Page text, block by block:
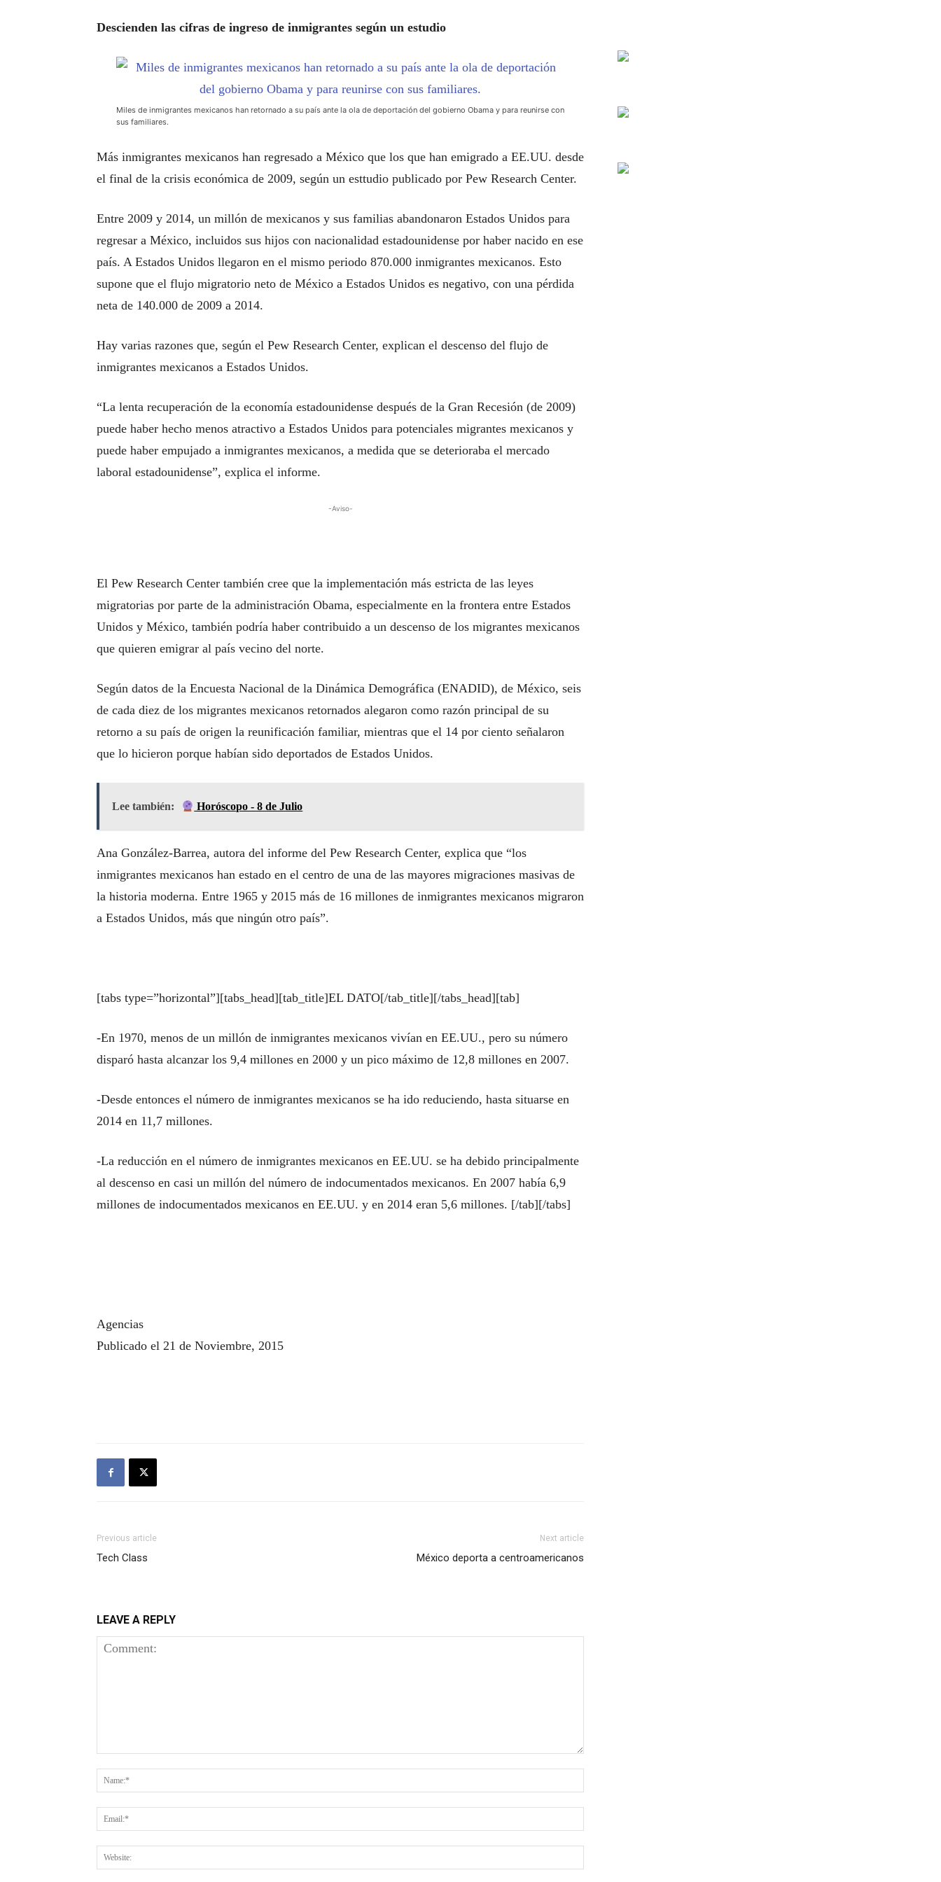
Descienden las cifras de ingreso de inmigrantes según un estudio
Miles de inmigrantes mexicanos han retornado a su país ante la ola de deportación del gobierno Obama y para reunirse con
sus familiares.
Más inmigrantes mexicanos han regresado a México que los que han emigrado a EE.UU. desde
el final de la crisis económica de 2009, según un esttudio publicado por Pew Research Center.
Entre 2009 y 2014, un millón de mexicanos y sus familias abandonaron Estados Unidos para
regresar a México, incluidos sus hijos con nacionalidad estadounidense por haber nacido en ese
país. A Estados Unidos llegaron en el mismo periodo 870.000 inmigrantes mexicanos. Esto
supone que el flujo migratorio neto de México a Estados Unidos es negativo, con una pérdida
neta de 140.000 de 2009 a 2014.
Hay varias razones que, según el Pew Research Center, explican el descenso del flujo de
inmigrantes mexicanos a Estados Unidos.
“La lenta recuperación de la economía estadounidense después de la Gran Recesión (de 2009)
puede haber hecho menos atractivo a Estados Unidos para potenciales migrantes mexicanos y
puede haber empujado a inmigrantes mexicanos, a medida que se deterioraba el mercado
laboral estadounidense”, explica el informe.
-Aviso-
El Pew Research Center también cree que la implementación más estricta de las leyes
migratorias por parte de la administración Obama, especialmente en la frontera entre Estados
Unidos y México, también podría haber contribuido a un descenso de los migrantes mexicanos
que quieren emigrar al país vecino del norte.
Según datos de la Encuesta Nacional de la Dinámica Demográfica (ENADID), de México, seis
de cada diez de los migrantes mexicanos retornados alegaron como razón principal de su
retorno a su país de origen la reunificación familiar, mientras que el 14 por ciento señalaron
que lo hicieron porque habían sido deportados de Estados Unidos.
Lee también: Horóscopo - 8 de Julio
Ana González-Barrea, autora del informe del Pew Research Center, explica que “los
inmigrantes mexicanos han estado en el centro de una de las mayores migraciones masivas de
la historia moderna. Entre 1965 y 2015 más de 16 millones de inmigrantes mexicanos migraron
a Estados Unidos, más que ningún otro país”.
[tabs type=”horizontal”][tabs_head][tab_title]EL DATO[/tab_title][/tabs_head][tab]
-En 1970, menos de un millón de inmigrantes mexicanos vivían en EE.UU., pero su número
disparó hasta alcanzar los 9,4 millones en 2000 y un pico máximo de 12,8 millones en 2007.
-Desde entonces el número de inmigrantes mexicanos se ha ido reduciendo, hasta situarse en
2014 en 11,7 millones.
-La reducción en el número de inmigrantes mexicanos en EE.UU. se ha debido principalmente
al descenso en casi un millón del número de indocumentados mexicanos. En 2007 había 6,9
millones de indocumentados mexicanos en EE.UU. y en 2014 eran 5,6 millones. [/tab][/tabs]
Agencias
Publicado el 21 de Noviembre, 2015
Previous article
Tech Class
Next article
México deporta a centroamericanos
LEAVE A REPLY